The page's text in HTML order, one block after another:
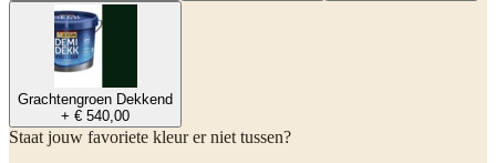
Grachtengroen Dekkend
+ € 540,00
Staat jouw favoriete kleur er niet tussen?